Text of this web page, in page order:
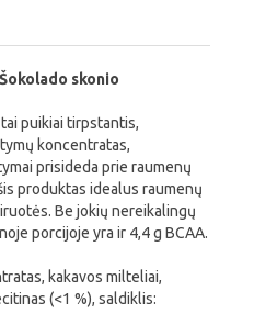
skonio
puikiai tirpstantis,
koncentratas,
prisideda prie raumenų
produktas idealus raumenų
Be jokių nereikalingų
porcijoje yra ir 4,4 g BCAA.
kakavos milteliai,
(<1 %), saldiklis: